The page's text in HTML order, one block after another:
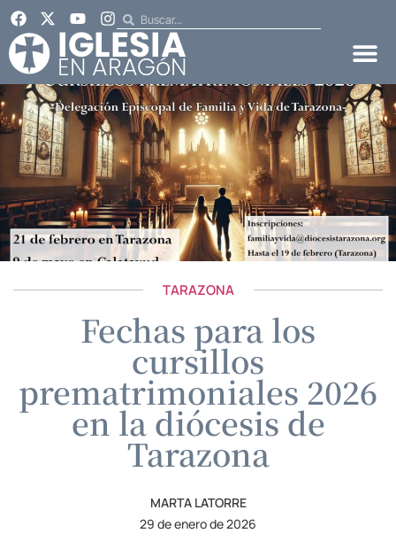
TARAZONA
Fechas para los
cursillos
prematrimoniales 2026
en la diócesis de
Tarazona
MARTA LATORRE
29 de enero de 2026